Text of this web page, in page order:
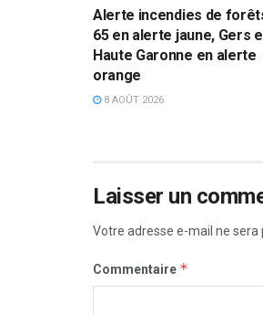
Alerte incendies de
65 en alerte jaune, Gers
Haute Garonne en alerte
orange
8 AOÛT 2026
Laisser un
Votre adresse e-mail ne sera
Commentaire *